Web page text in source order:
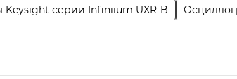
серии Infiniium UXR-B